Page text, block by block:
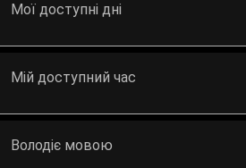
Мої доступні дні
Мій доступний час
Володіє мовою